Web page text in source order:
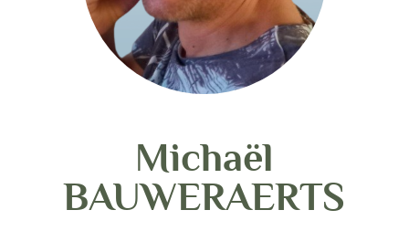
Michaël
BAUWERAERTS